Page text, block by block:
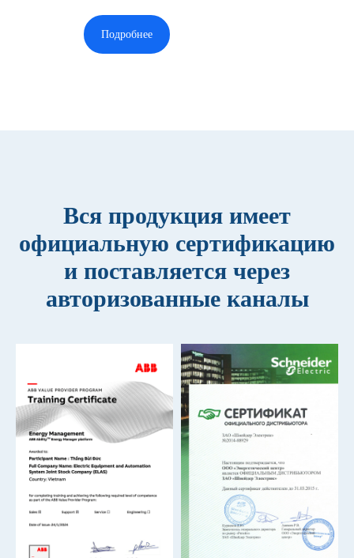
Подробнее
Вся продукция имеет
официальную сертификацию
и поставляется через
авторизованные каналы